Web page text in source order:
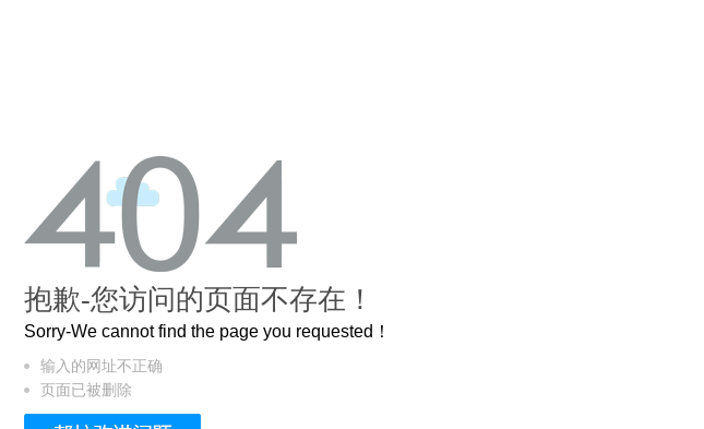
卷，还原了600岁的紫禁城
抱歉-您访问的页面不存在！
Sorry-We cannot find the page you requested！
输入的网址不正确
页面已被删除